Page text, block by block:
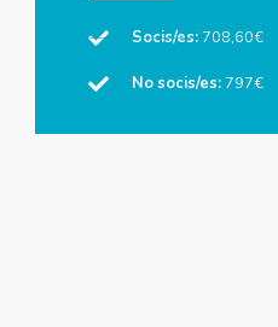
Socis/es:708,60€
No socis/es:797€